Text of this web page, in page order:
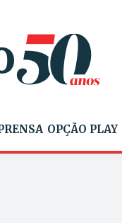
OPÇÃO PLAY